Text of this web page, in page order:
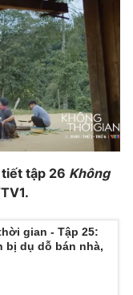
khi phát hành lại
tập 26 Không
gian - Tập 25:
bị dụ dỗ bán nhà,